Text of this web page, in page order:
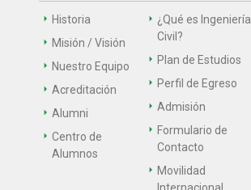
Historia
Misión / Visión
Nuestro Equipo
Acreditación
Alumni
Centro de
Alumnos
¿Qué es Ingeniería
Civil?
Plan de Estudios
Perfil de Egreso
Admisión
Formulario de
Contacto
Movilidad